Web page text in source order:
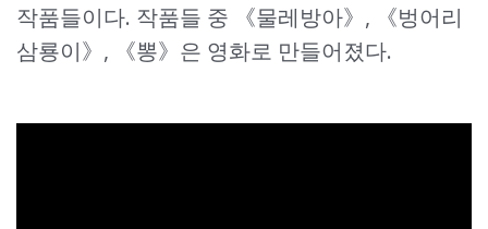
작품들이다. 작품들 중 《물레방아》, 《벙어리
삼룡이》, 《뽕》은 영화로 만들어졌다.